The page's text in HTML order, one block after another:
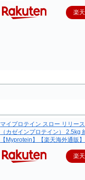
楽
マイプロテイン スロー リリー
（カゼインプロテイン） 2.5kg
【Myprotein】【楽天海外通販】
楽